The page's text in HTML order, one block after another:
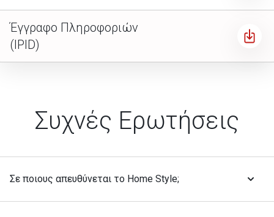
Έγγραφο Πληροφοριών
(IPID)
Συχνές Ερωτήσεις
Σε ποιους απευθύνεται το Home Style;